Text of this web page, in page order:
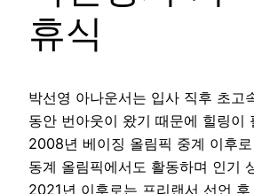
휴식
박선영 아나운서는 입사 직후 초고
동안 번아웃이 왔기 때문에 힐링이
2008년 베이징 올림픽 중계 이후
동계 올림픽에서도 활동하며 인기
2021년 이후로는 프리랜서 선언